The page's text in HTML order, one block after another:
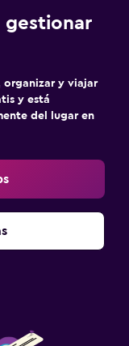
gestionar
organizar y viajar
y está
del lugar en